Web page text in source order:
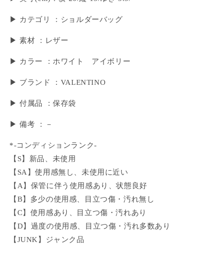
▶ カテゴリ ：ショルダーバッグ
▶ 素材 ：レザー
▶ カラー ：ホワイト アイボリー
▶ ブランド ：VALENTINO
▶ 付属品 ：保存袋
▶︎ 備考 ：－
*-コンディションランク-
【S】新品、未使用
【SA】使用感無し、未使用に近い
【A】保管に伴う使用感あり、状態良好
【B】多少の使用感、目立つ傷・汚れ無し
【C】使用感あり、目立つ傷・汚れあり
【D】過度の使用感、目立つ傷・汚れ多数あり
【JUNK】ジャンク品